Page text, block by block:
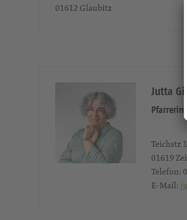
01612 Glaubitz
Jutta
Pfarrerin
Teichstr. 1
01619
Telefon:
E-Mail: